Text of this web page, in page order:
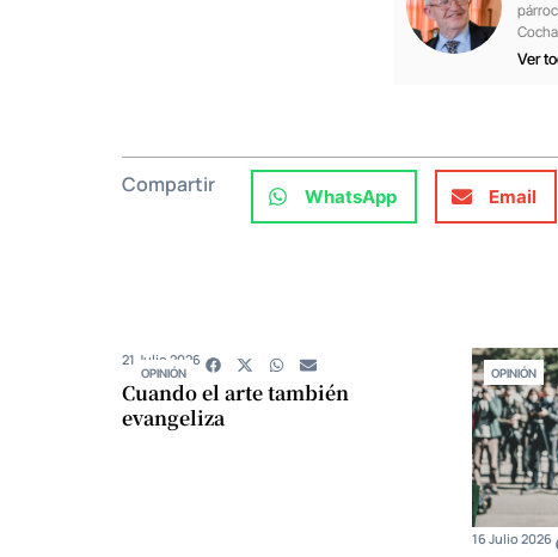
Ver
Compartir WhatsApp Email
OPINIÓN
Cuando el arte también
evangeliza
21 Julio 2026
OPINIÓN
16 Julio 2026